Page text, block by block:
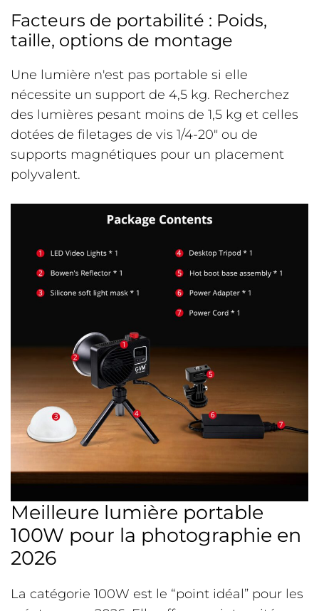
Facteurs de portabilité : Poids,
taille, options de montage
Une lumière n'est pas portable si elle
nécessite un support de 4,5 kg. Recherchez
des lumières pesant moins de 1,5 kg et celles
dotées de filetages de vis 1/4-20″ ou de
supports magnétiques pour un placement
polyvalent.
Meilleure lumière portable
100W pour la photographie en
2026
La catégorie 100W est le “point idéal” pour les